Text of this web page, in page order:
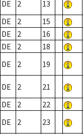
DE
2 13
DE
2 15
DE
2 16
DE
2 18
DE
2 19
DE 2 21
DE
2 22
DE
2 23